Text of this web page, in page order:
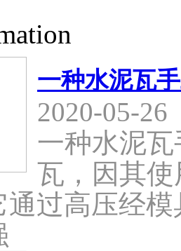
一种水泥瓦
2020-05-26
一种水泥
瓦，因其
通过高压经